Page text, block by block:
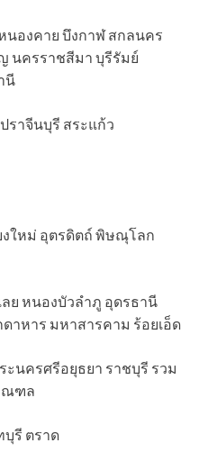
นองคาย บึงกาฬ สกลนคร
นครราชสีมา บุรีรัมย์
นี
ราจีนบุรี สระแก้ว
งใหม่ อุตรดิตถ์ พิษณุโลก
ลย หนองบัวลำภู อุดรธานี
หาร มหาสารคาม ร้อยเอ็ด
ะนครศรีอยุธยา ราชบุรี รวม
ณฑล
บุรี ตราด